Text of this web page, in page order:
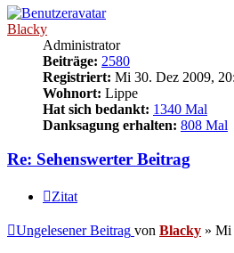
Blacky
Administrator
Beiträge: 2580
Registriert: Mi 30. Dez 2009,
Wohnort: Lippe
Hat sich bedankt: 1340 Mal
Danksagung erhalten: 808 Mal
Re: Sehenswerter Beitrag
Zitat
Ungelesener Beitrag von Blacky » Mi